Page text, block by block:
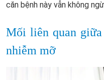
căn bệnh này vẫn không
Mối liên quan
nhiễm mỡ